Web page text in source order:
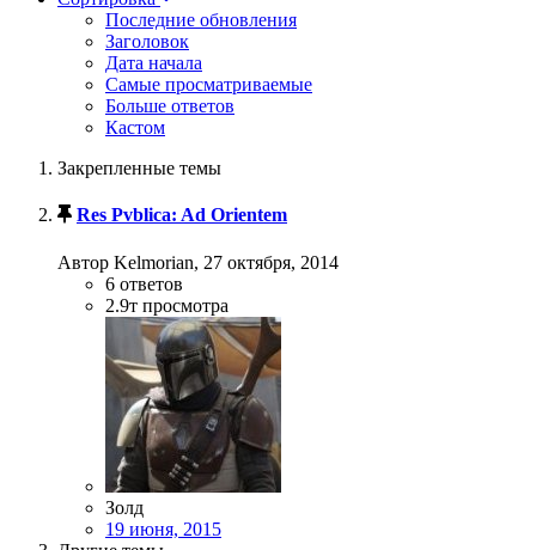
Последние обновления
Заголовок
Дата начала
Самые просматриваемые
Больше ответов
Кастом
Закрепленные темы
Res Pvblica: Ad Orientem
Автор Kelmorian, 27 октября, 2014
6 ответов
2.9т просмотра
Золд
19 июня, 2015